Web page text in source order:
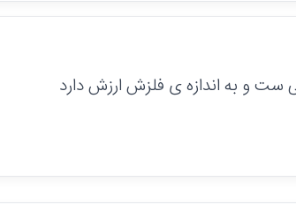
ست و به اندازه ی فلزش ارزش دارد